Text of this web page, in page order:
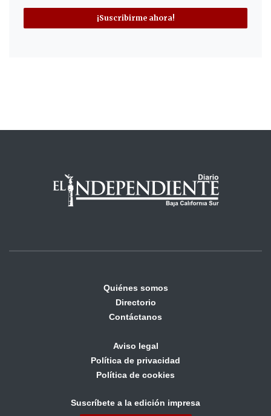
¡Suscribirme ahora!
Quiénes somos
Directorio
Contáctanos
Aviso legal
Política de privacidad
Política de cookies
Suscríbete a la edición impresa